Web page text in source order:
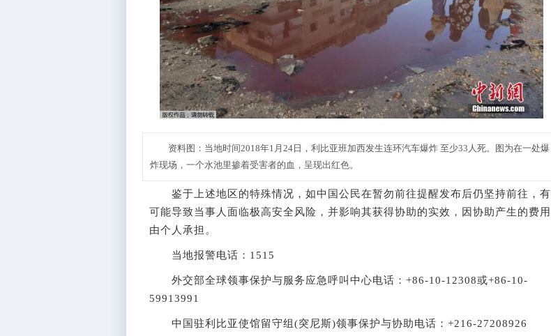
资料图：当地时间2018年1月24日，利比亚班加西发生连环汽车爆炸 至少33人死。图为在一处爆
炸现场，一个水池里掺着受害者的血，呈现出红色。
鉴于上述地区的特殊情况，如中国公民在暂勿前往提醒发布后仍坚持前往，有
可能导致当事人面临极高安全风险，并影响其获得协助的实效，因协助产生的费用
由个人承担。
当地报警电话：1515
外交部全球领事保护与服务应急呼叫中心电话：+86-10-12308或+86-10-
59913991
中国驻利比亚使馆留守组(突尼斯)领事保护与协助电话：+216-27208926